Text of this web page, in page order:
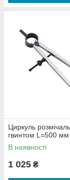
Циркуль
гвинтом L=500
В наявності
1 025 ₴